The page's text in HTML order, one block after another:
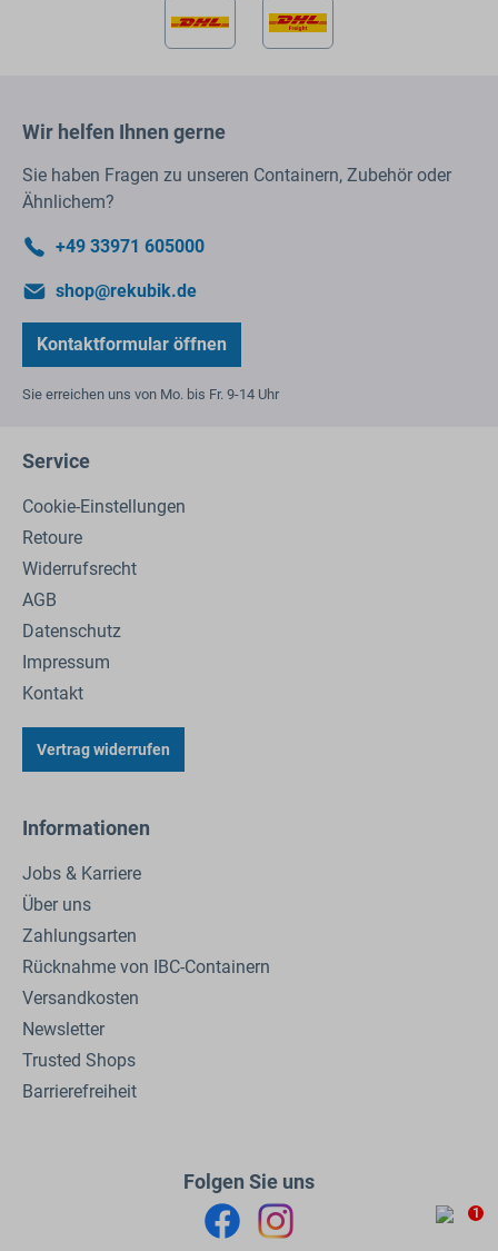
Wir helfen Ihnen gerne
Sie haben Fragen zu unseren Containern, Zubehör oder
Ähnlichem?
+49 33971 605000
shop@rekubik.de
Kontaktformular öffnen
Sie erreichen uns von Mo. bis Fr. 9-14 Uhr
Service
Cookie-Einstellungen
Retoure
Widerrufsrecht
AGB
Datenschutz
Impressum
Kontakt
Vertrag widerrufen
Informationen
Jobs & Karriere
Über uns
Zahlungsarten
Rücknahme von IBC-Containern
Versandkosten
Newsletter
Trusted Shops
Barrierefreiheit
Folgen Sie uns
1